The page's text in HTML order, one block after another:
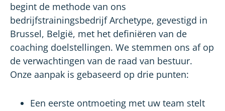
begint de methode van ons
bedrijfstrainingsbedrijf Archetype, gevestigd in
Brussel, België, met het definiëren van de
coaching doelstellingen. We stemmen ons af op
de verwachtingen van de raad van bestuur.
Onze aanpak is gebaseerd op drie punten:
Een eerste ontmoeting met uw team stelt